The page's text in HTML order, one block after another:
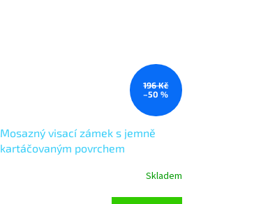
196 Kč
–50 %
Mosazný visací zámek s jemně
kartáčovaným povrchem
Skladem